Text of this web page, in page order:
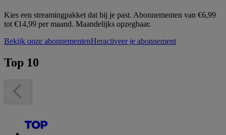
Kies een streamingpakket dat bij je past. Abonnementen van €6,99
tot €14,99 per maand. Maandelijks opzegbaar.
Bekijk onze abonnementenHeractiveer je abonnement
Top 10